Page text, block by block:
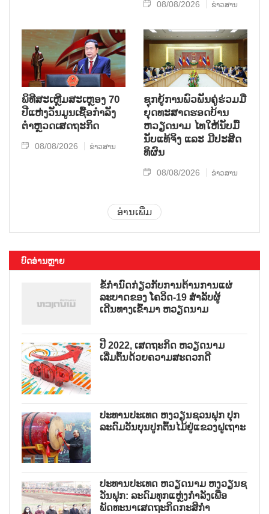
08/08/2026 ຂ່າວສານ
ພິທີສະເຫຼີມສະເຫຼອງ 70
ປີແຫ່ງວັນມູນເຊື້ອກຳລັງ
ຕຳຫຼວດເສດຖະກິດ
08/08/2026 ຂ່າວສານ
ຊຸກ​ຍູ້​ການ​ພົວ​ພັນ​ຄູ່​ຮ່ວມ​ມື​
ຍຸດ​ທະ​ສາດ​ຮອດ​ບ້ານ
ຫວຽດ​ນາມ ໄທ​ໃຫ້​ນັບ​ມື້​
ນັບ​ແທ້​ຈິງ ແລະ ມີ​ປະ​ສິດ​
ທິ​ຜົນ
08/08/2026 ຂ່າວສານ
ອ່ານເພີ່ມ
ບົດອ່ານຫຼາຍ
ຂໍ້ກຳນົດກ່ຽວກັບການຕ້ານການແຜ່
ລະບາດຂອງ ໂຄວິດ-19 ສຳລັບຜູ້
ເດີນທາງເຂົ້າມາ ຫວຽດນາມ
ປີ 2022, ເສດຖະກິດ ຫວຽດນາມ
ເລີ່ມຕົ້ນດ້ວຍຄວາມສະດວກດີ
ປະທານປະເທດ ຫງວຽນຊວນຟຸກ ປຸກ
ລະດົມວັນບຸນປູກຕົ້ນໄມ້ຢູ່ແຂວງຝູເຖາະ
ປະທານປະເທດ ຫວຽດນາມ ຫງວຽນຊ
ວັນຟຸກ: ລະດົມທຸກແຫຼ່ງກຳລັງເພື່ອ
ພັດທະນາເສດຖະກິດກະສິກຳ